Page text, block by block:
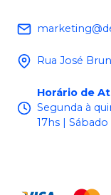
Rua José
Horário de
Segunda à
17hs |